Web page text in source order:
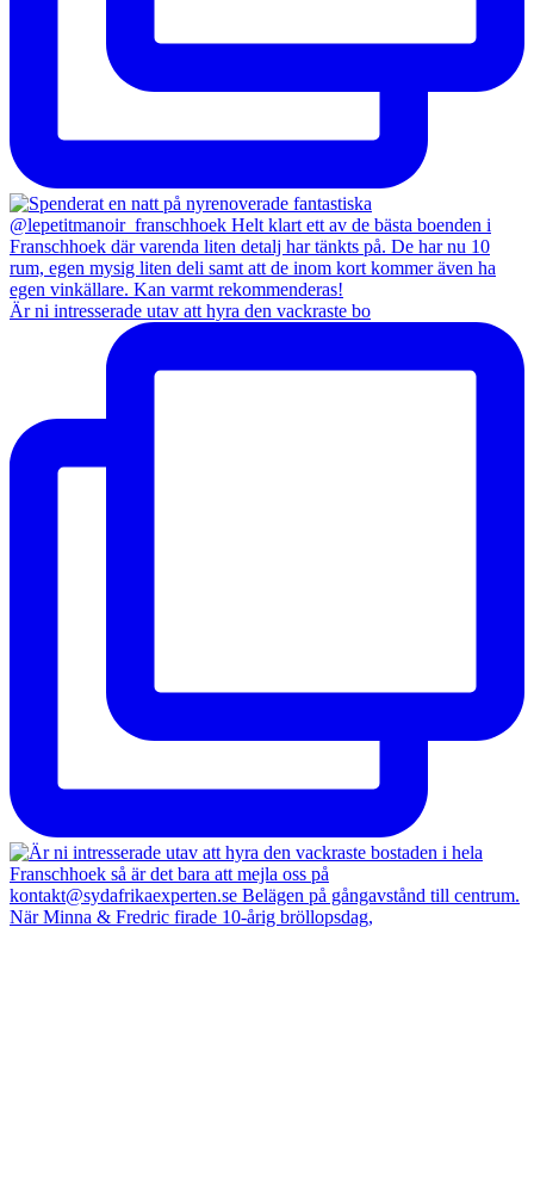
Är ni intresserade utav att hyra den vackraste bo
När Minna & Fredric firade 10-årig bröllopsdag,